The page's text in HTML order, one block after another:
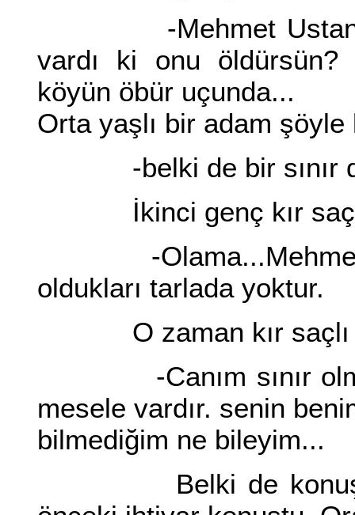
-Mehmet Ustanın
vardı ki onu
köyün öbür uçunda...
Orta yaşlı bir adam şöyle
-belki de bir sınır
İkinci genç kır saçlı
-Olama...Mehmet
oldukları tarlada yoktur.
O zaman kır saçlı
-Canım sınır
mesele vardır. senin
bilmediğim ne bileyim...
Belki de konuşma